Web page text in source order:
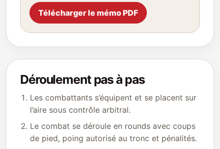
Télécharger le mémo PDF
Déroulement pas à pas
Les combattants s’équipent et se placent sur
l’aire sous contrôle arbitral.
Le combat se déroule en rounds avec coups
de pied, poing autorisé au tronc et pénalités.